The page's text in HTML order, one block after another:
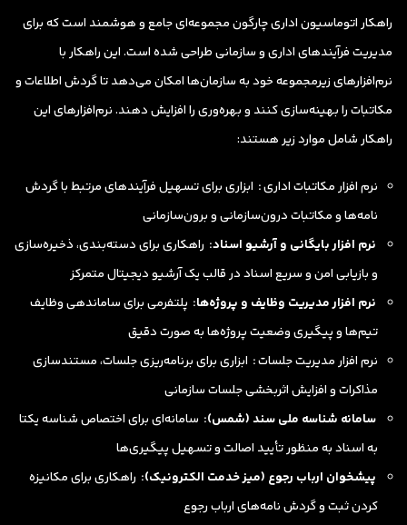
راهکار اتوماسیون اداری چارگون مجموعه‌ای جامع و هوشمند است که برای
مدیریت فرآیندهای اداری و سازمانی طراحی شده است. این راهکار با
نرم‌افزارهای زیرمجموعه خود به سازمان‌ها امکان می‌دهد تا گردش اطلاعات و
مکاتبات را بهینه‌سازی کنند و بهره‌وری را افزایش دهند. نرم‌افزارهای این
راهکار شامل موارد زیر هستند:
نرم افزار مکاتبات اداری: ابزاری برای تسهیل فرآیندهای مرتبط با گردش
نامه‌ها و مکاتبات درون‌سازمانی و برون‌سازمانی
نرم افزار بایگانی و آرشیو اسناد: راهکاری برای دسته‌بندی، ذخیره‌سازی
و بازیابی امن و سریع اسناد در قالب یک آرشیو دیجیتال متمرکز
نرم افزار مدیریت وظایف و پروژه‌ها: پلتفرمی برای ساماندهی وظایف
تیم‌ها و پیگیری وضعیت پروژه‌ها به صورت دقیق
نرم افزار مدیریت جلسات: ابزاری برای برنامه‌ریزی جلسات، مستندسازی
مذاکرات و افزایش اثربخشی جلسات سازمانی
سامانه شناسه ملی سند (شمس): سامانه‌ای برای اختصاص شناسه یکتا
به اسناد به منظور تأیید اصالت و تسهیل پیگیری‌ها
پیشخوان ارباب رجوع (میز خدمت الکترونیک): راهکاری برای مکانیزه
کردن ثبت و گردش نامه‌های ارباب رجوع